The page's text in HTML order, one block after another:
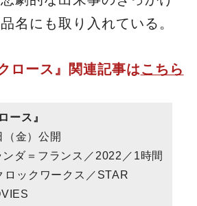
名にも取り入れている。
ロース』関連記事はこちら
ース』
金）公開
ダ＝フランス／2022／1時間
ロックワークス／STAR